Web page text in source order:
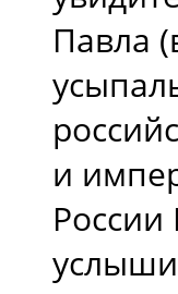
Павла
и